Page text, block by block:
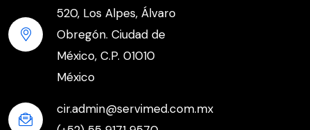
520, Los Alpes, Álvaro
Obregón. Ciudad de
México, C.P. 01010
México
cir.admin@servimed.com.mx